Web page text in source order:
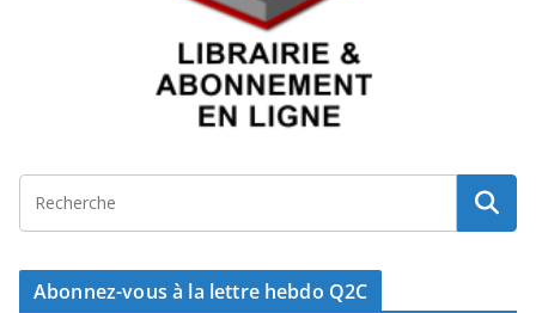
Abonnez-vous à la lettre hebdo Q2C